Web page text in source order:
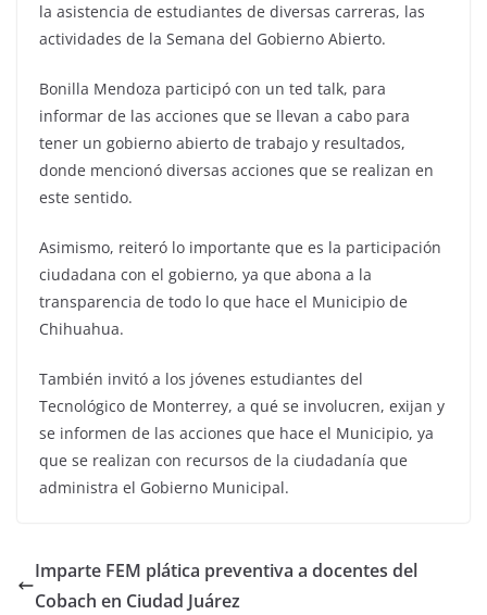
la asistencia de estudiantes de diversas carreras, las
actividades de la Semana del Gobierno Abierto.
Bonilla Mendoza participó con un ted talk, para
informar de las acciones que se llevan a cabo para
tener un gobierno abierto de trabajo y resultados,
donde mencionó diversas acciones que se realizan en
este sentido.
Asimismo, reiteró lo importante que es la participación
ciudadana con el gobierno, ya que abona a la
transparencia de todo lo que hace el Municipio de
Chihuahua.
También invitó a los jóvenes estudiantes del
Tecnológico de Monterrey, a qué se involucren, exijan y
se informen de las acciones que hace el Municipio, ya
que se realizan con recursos de la ciudadanía que
administra el Gobierno Municipal.
Imparte FEM plática preventiva a docentes del
Cobach en Ciudad Juárez